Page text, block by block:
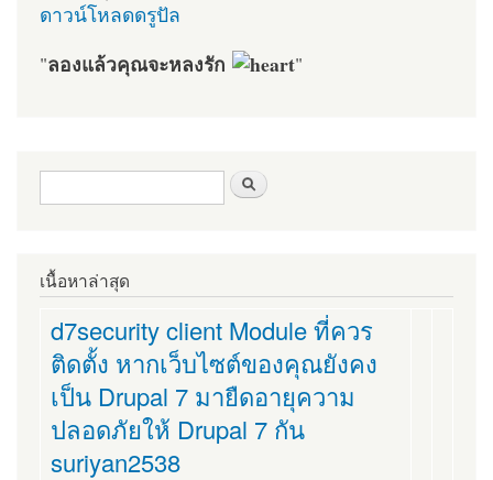
ดาวน์โหลดดรูปัล
"ลองแล้วคุณจะหลงรัก "
ฟอร์มค้นหา
เนื้อหาล่าสุด
d7security client Module ที่ควร
ติดตั้ง หากเว็บไซต์ของคุณยังคง
เป็น Drupal 7 มายืดอายุความ
ปลอดภัยให้ Drupal 7 กัน
suriyan2538